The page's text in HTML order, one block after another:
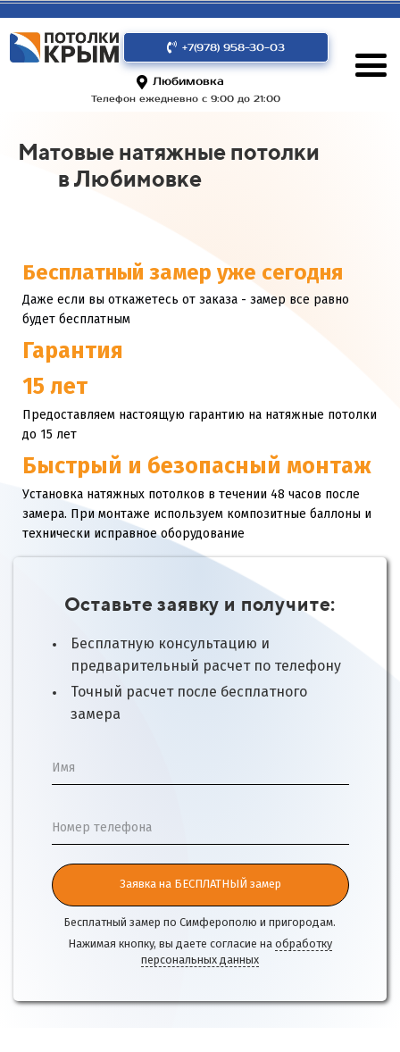
+7(978) 958-30-03
Любимовка
Телефон ежедневно с 9:00 до 21:00
Матовые натяжные потолки
в Любимовке
Бесплатный замер уже сегодня
Даже если вы откажетесь от заказа - замер все равно
будет бесплатным
Гарантия
15 лет
Предоставляем настоящую гарантию на натяжные потолки
до 15 лет
Быстрый и безопасный монтаж
Установка натяжных потолков в течении 48 часов после
замера. При монтаже используем композитные баллоны и
технически исправное оборудование
Оставьте заявку и получите:
Бесплатную консультацию и
предварительный расчет по телефону
Точный расчет после бесплатного
замера
Имя
Номер телефона
Заявка на БЕСПЛАТНЫЙ замер
Бесплатный замер по Симферополю и пригородам.
Нажимая кнопку, вы даете согласие на обработку
персональных данных